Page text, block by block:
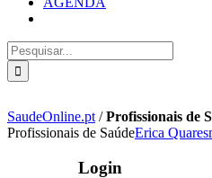
Pesquisar
SaudeOnline.pt /Profissionais de
Profissionais de SaúdeErica
Login